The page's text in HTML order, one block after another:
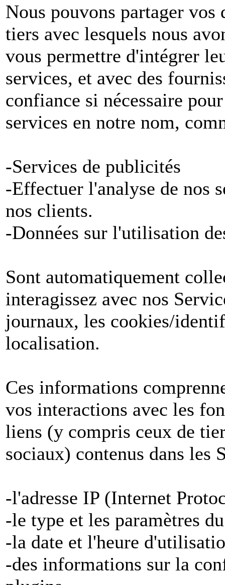
Nous pouvons partager vos
tiers avec lesquels nous
vous permettre d'intégrer
services, et avec des
confiance si nécessaire
services en notre nom,
-Services de publicités
-Effectuer l'analyse de nos
nos clients.
-Données sur l'utilisation
Sont automatiquement
interagissez avec nos
journaux, les cookies/
localisation.
Ces informations
vos interactions avec les
liens (y compris ceux de
sociaux) contenus dans les
-l'adresse IP (Internet
-le type et les paramètres
-la date et l'heure
-des informations sur la